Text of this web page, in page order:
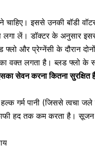
इससे उनकी बॉडी
लगा लें।डॉक्टर के अनुसार
और प्रेग्नेंसी के दौरान
वक्त लगता है। ब्लड फ्लो के
सेवन करना कितना सुरक्षित
गर्म पानी (जिससे त्वचा
हद तक कम करता है। सूजन